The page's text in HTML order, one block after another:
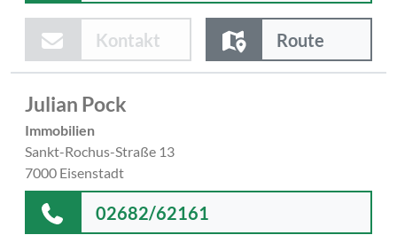
Kontakt Route
Julian Pock
Immobilien
Sankt-Rochus-Straße 13
7000 Eisenstadt
02682/62161